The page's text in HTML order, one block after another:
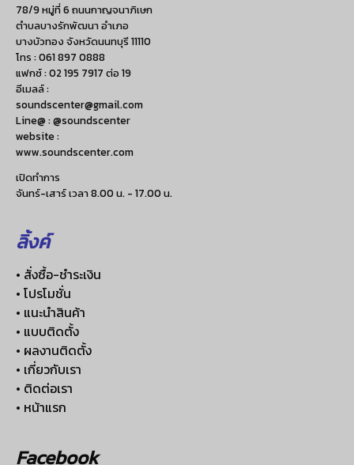
78/9 หมู่ที่ 6 ถนนกาญจนาภิเษก
ตำบลบางรักพัฒนา อำเภอ
บางบัวทอง จังหวัดนนทบุรี 11110
โทร :061 897 0888
แฟกซ์ :02 195 7917 ต่อ 19
อีเมลล์ :
soundscenter@gmail.com
Line@ : @soundscenter
website :
www.soundscenter.com
เปิดทำการ
จันทร์-เสาร์ เวลา 8.00 น. - 17.00 น.
ลิ้งค์
• สั่งซื้อ-ชำระเงิน
• โปรโมชั่น
• แนะนำสินค้า
• แบบติดตั้ง
• ผลงานติดตั้ง
• เกี่ยวกับเรา
• ติดต่อเรา
• หน้าแรก
Facebook